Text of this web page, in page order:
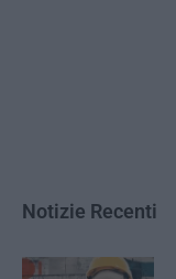
Notizie Recenti